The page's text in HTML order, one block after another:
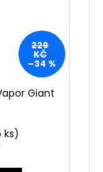
229
KČ
–34 %
Giant
ks)